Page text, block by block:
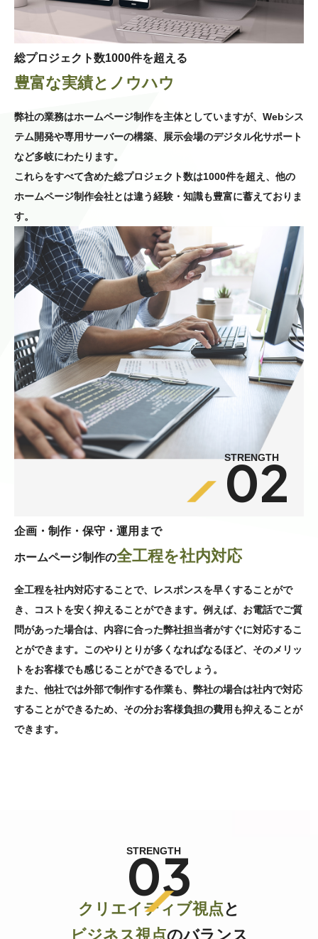
総プロジェクト数1000件を超える
豊富な実績とノウハウ
弊社の業務はホームページ制作を主体としていますが、Webシス
テム開発や専用サーバーの構築、展示会場のデジタル化サポート
など多岐にわたります。
これらをすべて含めた総プロジェクト数は1000件を超え、他の
ホームページ制作会社とは違う経験・知識も豊富に蓄えておりま
す。
STRENGTH
02
企画・制作・保守・運用まで
ホームページ制作の全工程を社内対応
全工程を社内対応することで、レスポンスを早くすることがで
き、コストを安く抑えることができます。例えば、お電話でご質
問があった場合は、内容に合った弊社担当者がすぐに対応するこ
とができます。このやりとりが多くなればなるほど、そのメリッ
トをお客様でも感じることができるでしょう。
また、他社では外部で制作する作業も、弊社の場合は社内で対応
することができるため、その分お客様負担の費用も抑えることが
できます。
STRENGTH
03
クリエイティブ視点と
ビジネス視点のバランス